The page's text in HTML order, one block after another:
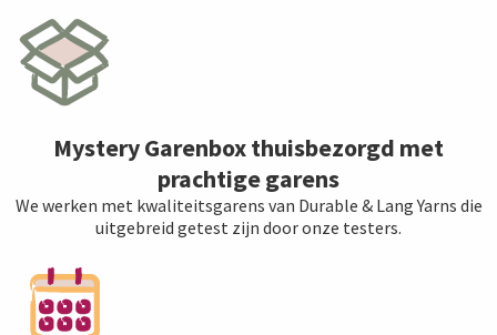
Mystery Garenbox thuisbezorgd met
prachtige garens
We werken met kwaliteitsgarens van Durable & Lang Yarns die
uitgebreid getest zijn door onze testers.